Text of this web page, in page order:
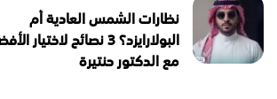
نظارات الشمس العادية أم
البولارايزد؟ 3 نصائح لاختيار
مع الدكتور حنتيرة